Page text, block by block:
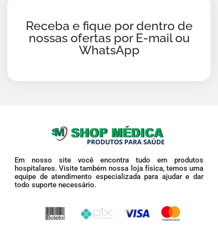
Receba e fique por dentro de
nossas ofertas por E-mail ou
WhatsApp
Em nosso site você encontra tudo em produtos
hospitalares. Visite também nossa loja física, temos uma
equipe de atendimento especializada para ajudar e dar
todo suporte necessário.